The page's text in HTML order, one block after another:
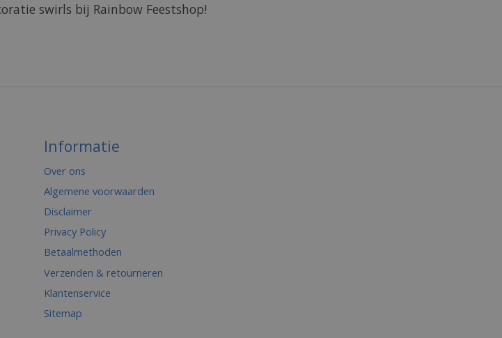
swirls bij Rainbow Feestshop!
Informatie
Over ons
Algemene voorwaarden
Disclaimer
Privacy Policy
Betaalmethoden
Verzenden & retourneren
Klantenservice
Sitemap